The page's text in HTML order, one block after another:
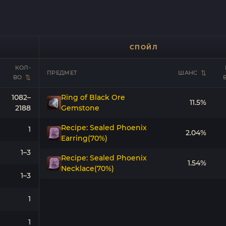
КОЛ-
ВО
1082–
2188
1
1–3
1–3
1
1
СПОЙЛ
ПРЕДМЕТ ШАНС
Ring of Black Ore
Gemstone
11.5%
Recipe: Sealed Phoenix
Earring(70%)
2.04%
Recipe: Sealed Phoenix
Necklace(70%)
1.54%